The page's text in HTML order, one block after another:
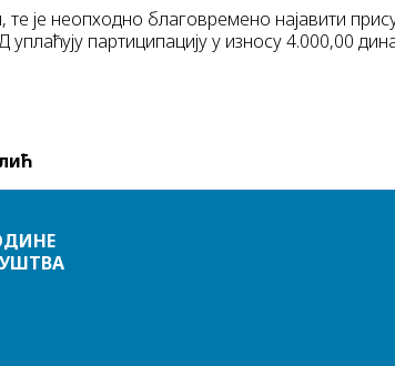
те је неопходно благовремено најавити
партиципацију у износу 4.000,00